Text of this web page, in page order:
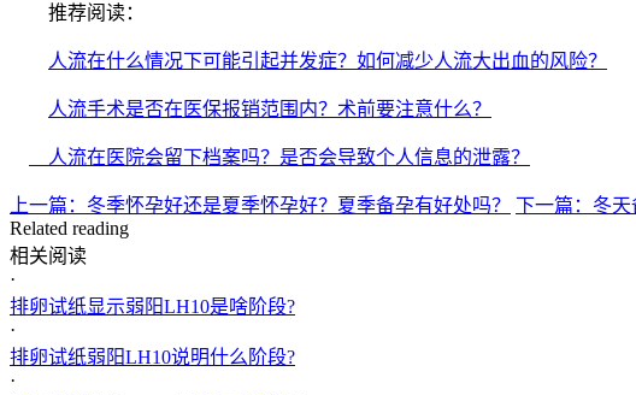
推荐阅读：
人流在什么情况下可能引起并发症？如何减少人流大出血的风险？
人流手术是否在医保报销范围内？术前要注意什么？
人流在医院会留下档案吗？是否会导致个人信息的泄露？
上一篇：冬季怀孕好还是夏季怀孕好？夏季备孕有好处吗？
下一篇：冬天
Related reading
相关阅读
·
排卵试纸显示弱阳LH10是啥阶段?
·
排卵试纸弱阳LH10说明什么阶段?
·